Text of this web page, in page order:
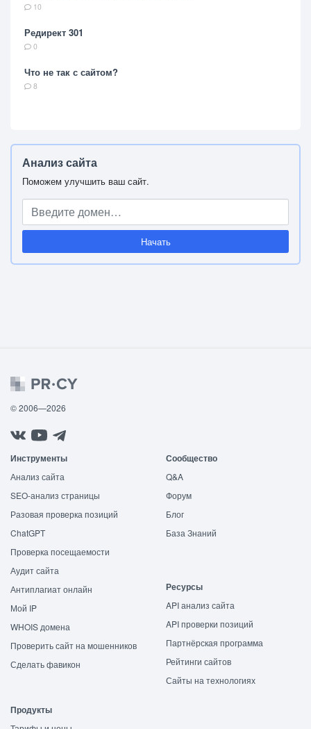
10
Редирект 301
0
Что не так с сайтом?
8
Анализ сайта
Поможем улучшить ваш сайт.
Начать
© 2006—2026
Инструменты
Анализ сайта
SEO-анализ страницы
Разовая проверка позиций
ChatGPT
Проверка посещаемости
Аудит сайта
Антиплагиат онлайн
Мой IP
WHOIS домена
Проверить сайт на мошенников
Сделать фавикон
Сообщество
Q&A
Форум
Блог
База Знаний
Ресурсы
API анализ сайта
API проверки позиций
Партнёрская программа
Рейтинги сайтов
Сайты на технологиях
Продукты